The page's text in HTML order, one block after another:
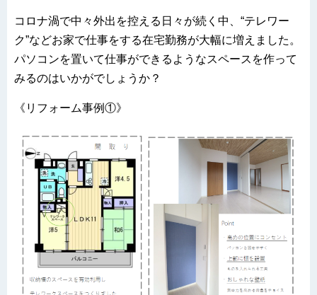
コロナ渦で中々外出を控える日々が続く中、“テレワー
ク”などお家で仕事をする在宅勤務が大幅に増えました。
パソコンを置いて仕事ができるようなスペースを作って
みるのはいかがでしょうか？
《リフォーム事例①》